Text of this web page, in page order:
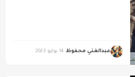
عبدالغني محفوظ 14 يوليو 2023